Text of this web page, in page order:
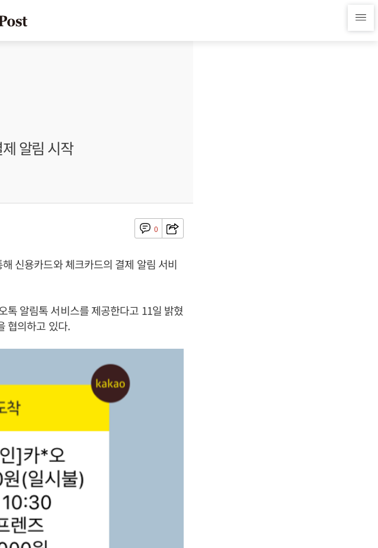
알림 시작
0
신용카드와 체크카드의 결제 알림 서비
톡 알림톡 서비스를 제공한다고 11일 밝혔
협의하고 있다.